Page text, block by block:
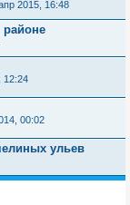
2015, 16:48
районе
12:24
00:02
ульев